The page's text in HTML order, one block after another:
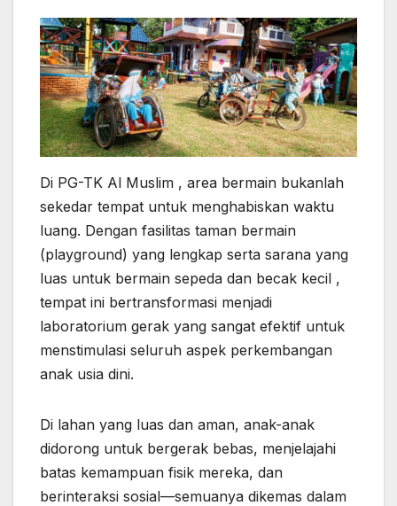
Di PG-TK Al Muslim , area bermain bukanlah
sekedar tempat untuk menghabiskan waktu
luang. Dengan fasilitas taman bermain
(playground) yang lengkap serta sarana yang
luas untuk bermain sepeda dan becak kecil ,
tempat ini bertransformasi menjadi
laboratorium gerak yang sangat efektif untuk
menstimulasi seluruh aspek perkembangan
anak usia dini.
Di lahan yang luas dan aman, anak-anak
didorong untuk bergerak bebas, menjelajahi
batas kemampuan fisik mereka, dan
berinteraksi sosial—semuanya dikemas dalam